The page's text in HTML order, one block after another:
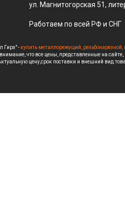
ул. Магнитогорская 51,
Работаем по всей РФ и СНГ
Гирз" - купить металлорежущий,
что все цены, представленные на
цену,срок поставки и внешний вид